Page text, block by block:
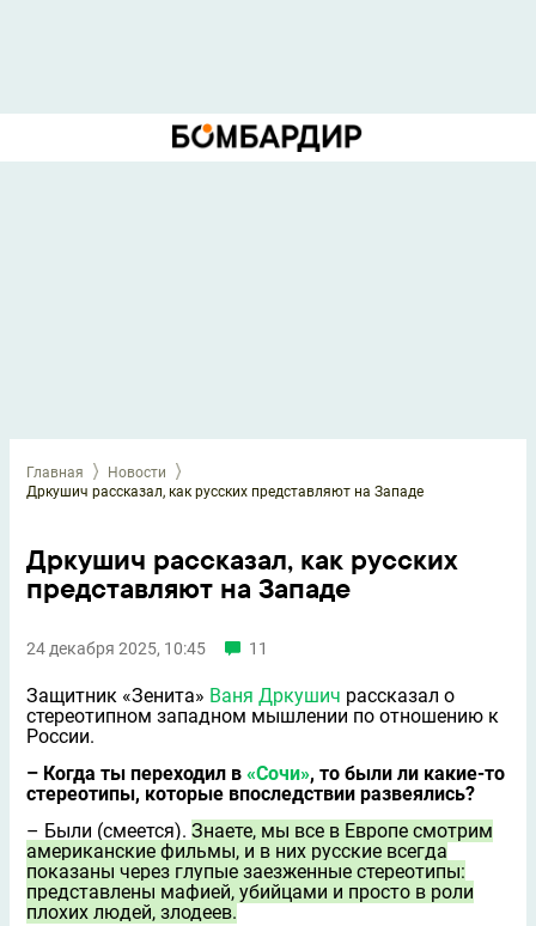
Главная
Новости
Дркушич рассказал, как русских представляют на Западе
Дркушич рассказал, как русских
представляют на Западе
24 декабря 2025, 10:45 11
Защитник «Зенита» Ваня Дркушич рассказал о
стереотипном западном мышлении по отношению к
России.
– Когда ты переходил в «Сочи», то были ли какие-то
стереотипы, которые впоследствии развеялись?
– Были (смеeтся). Знаете, мы все в Европе смотрим
американские фильмы, и в них русские всегда
показаны через глупые заезженные стереотипы:
представлены мафией, убийцами и просто в роли
плохих людей, злодеев.